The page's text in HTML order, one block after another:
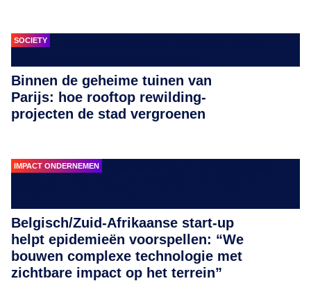
SOCIETY
Binnen de geheime tuinen van
Parijs: hoe rooftop rewilding-
projecten de stad vergroenen
IMPACT ONDERNEMEN
Belgisch/Zuid-Afrikaanse start-up
helpt epidemieën voorspellen: “We
bouwen complexe technologie met
zichtbare impact op het terrein”